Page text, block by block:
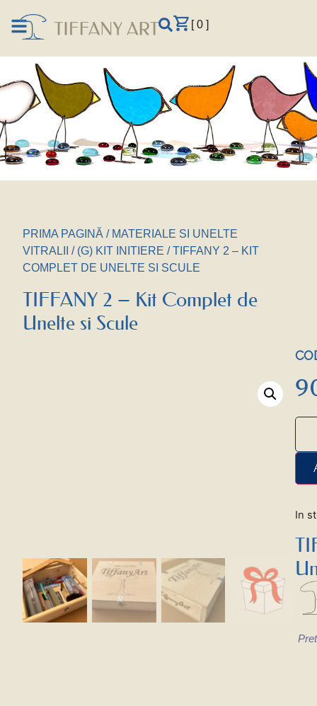
[ 0 ]
PRIMA PAGINĂ / MATERIALE SI UNELTE
VITRALII
/ (G) KIT INITIERE / TIFFANY 2 – KIT
COMPLET DE UNELTE SI SCULE
TIFFANY 2 – Kit Complet de
Unelte si Scule
In